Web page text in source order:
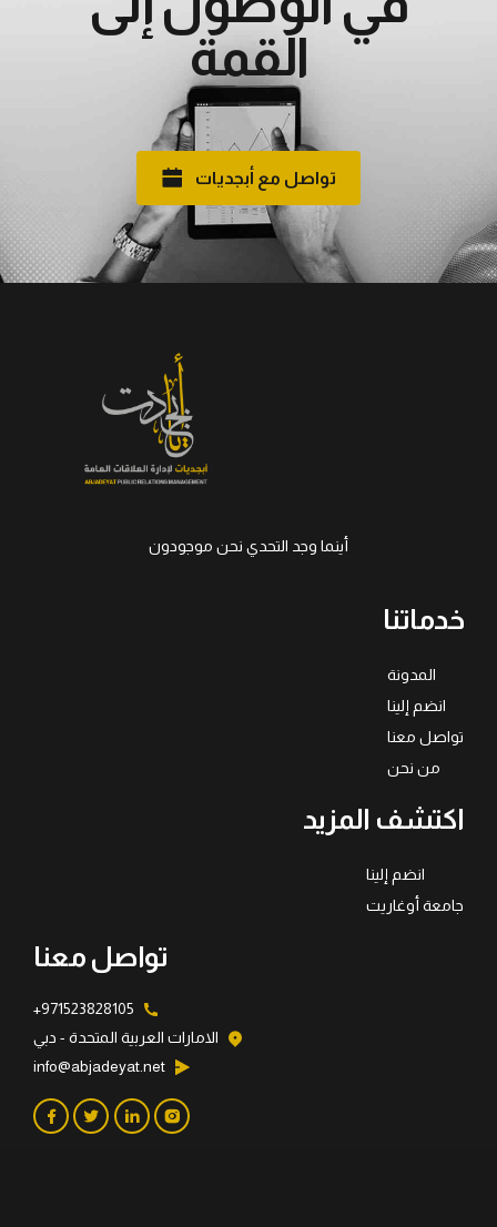
القمة
تواصل مع أبجديات
أينما وجد التحدي نحن موجودون
خدماتنا
المدونة
انضم إلينا
تواصل معنا
من نحن
اكتشف المزيد
انضم إلينا
جامعة أوغاريت
تواصل معنا
971523828105+
الامارات العربية المتحدة - دبي
info@abjadeyat.net